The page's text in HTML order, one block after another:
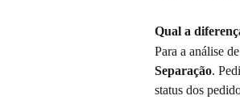
Qual a
Para a análise
Separação.
status dos